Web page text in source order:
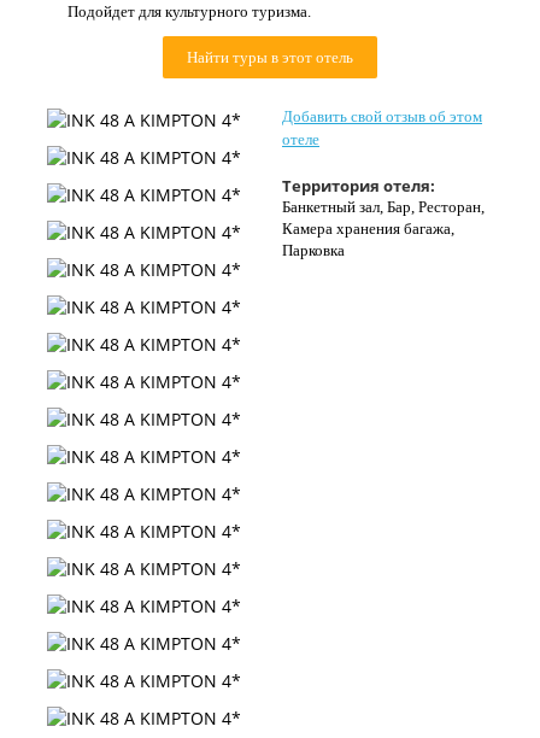
Контакты
Подойдет для культурного туризма.
Найти туры в этот отель
Добавить свой отзыв об этом
отеле
Территория отеля:
Банкетный зал, Бар, Ресторан,
Камера хранения багажа,
Парковка